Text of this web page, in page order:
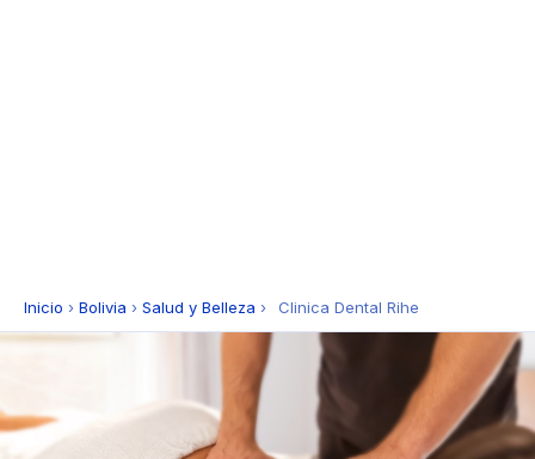
Inicio › Bolivia › Salud y Belleza › Clinica Dental Rihe